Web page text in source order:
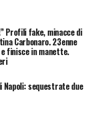
Profili fake, minacce di
Carbonaro. 23enne
finisce in manette.
Napoli: sequestrate due